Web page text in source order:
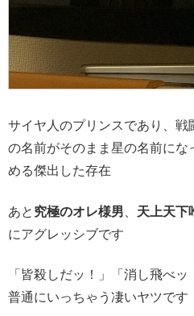
サイヤ人のプリンスであり、戦
の名前がそのまま星の名前に
める傑出した存在
あと 究極のオレ様男 天上天下
にアグレッシブです
「皆殺しだッ！」「消し飛べ
普通にいっちゃう凄いヤツです